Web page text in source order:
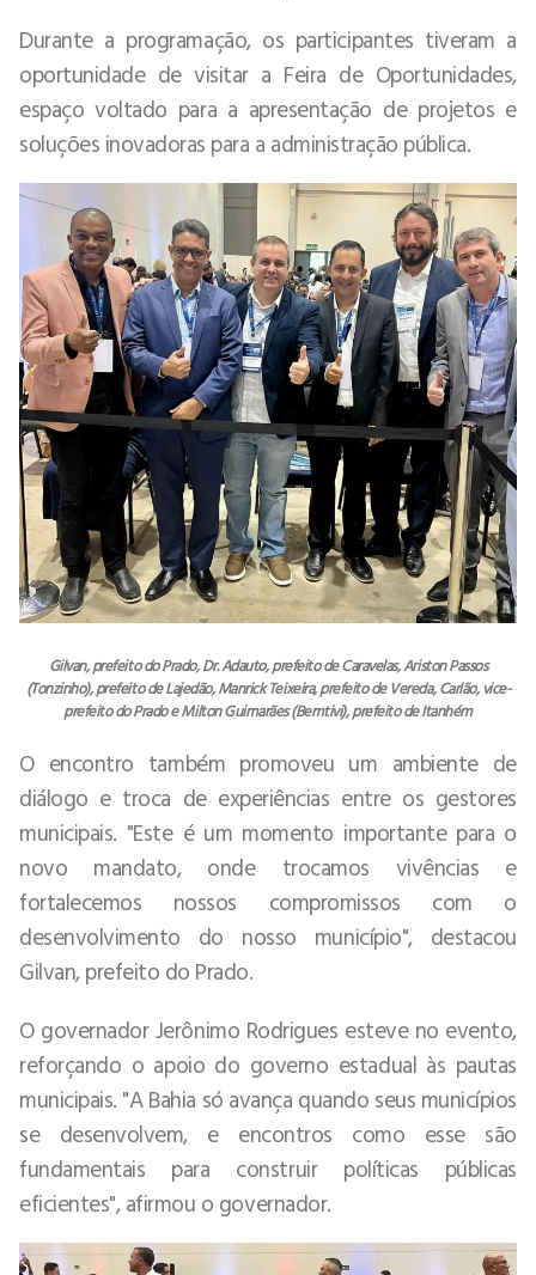
Durante a programação, os participantes tiveram a
oportunidade de visitar a Feira de Oportunidades,
espaço voltado para a apresentação de projetos e
soluções inovadoras para a administração pública.
Gilvan, prefeito do Prado, Dr. Adauto, prefeito de Caravelas, Ariston Passos
(Tonzinho), prefeito de Lajedão, Manrick Teixeira, prefeito de Vereda, Carlão, vice-
prefeito do Prado e Milton Guimarães (Bemtivi), prefeito de Itanhém
O encontro também promoveu um ambiente de
diálogo e troca de experiências entre os gestores
municipais. "Este é um momento importante para o
novo mandato, onde trocamos vivências e
fortalecemos nossos compromissos com o
desenvolvimento do nosso município", destacou
Gilvan, prefeito do Prado.
O governador Jerônimo Rodrigues esteve no evento,
reforçando o apoio do governo estadual às pautas
municipais. "A Bahia só avança quando seus municípios
se desenvolvem, e encontros como esse são
fundamentais para construir políticas públicas
eficientes", afirmou o governador.